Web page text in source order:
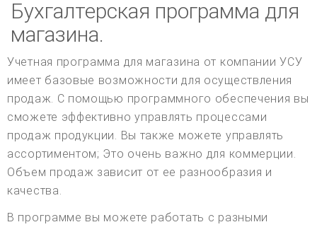
Бухгалтерская программа для
магазина.
Учетная программа для магазина от компании УСУ
имеет базовые возможности для осуществления
продаж. С помощью программного обеспечения вы
сможете эффективно управлять процессами
продаж продукции. Вы также можете управлять
ассортиментом; Это очень важно для коммерции.
Объем продаж зависит от ее разнообразия и
качества.
В программе вы можете работать с разными